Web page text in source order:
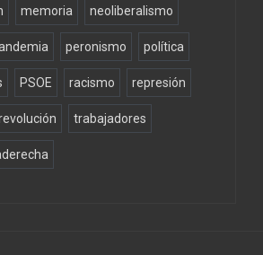
memoria neoliberalismo
peronismo política
PSOE racismo represión
trabajadores